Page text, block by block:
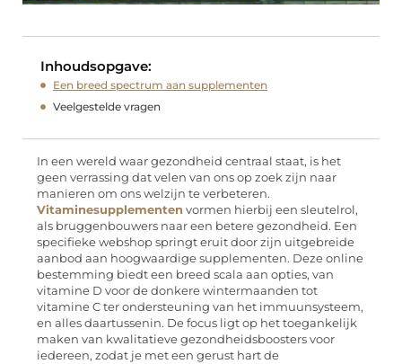
Inhoudsopgave:
Een breed spectrum aan supplementen
Veelgestelde vragen
In een wereld waar gezondheid centraal staat, is het
geen verrassing dat velen van ons op zoek zijn naar
manieren om ons welzijn te verbeteren.
Vitaminesupplementen vormen hierbij een sleutelrol,
als bruggenbouwers naar een betere gezondheid. Een
specifieke webshop springt eruit door zijn uitgebreide
aanbod aan hoogwaardige supplementen. Deze online
bestemming biedt een breed scala aan opties, van
vitamine D voor de donkere wintermaanden tot
vitamine C ter ondersteuning van het immuunsysteem,
en alles daartussenin. De focus ligt op het toegankelijk
maken van kwalitatieve gezondheidsboosters voor
iedereen, zodat je met een gerust hart de